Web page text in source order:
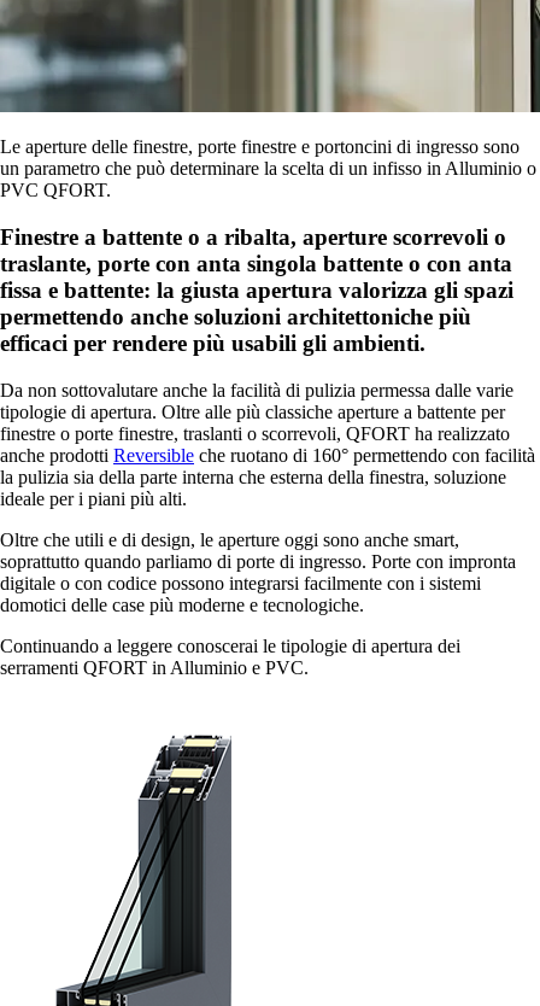
Le aperture delle finestre, porte finestre e portoncini di ingresso sono
un parametro che può determinare la scelta di un infisso in Alluminio o
PVC QFORT.
Finestre a battente o a ribalta, aperture scorrevoli o
traslante, porte con anta singola battente o con anta
fissa e battente: la giusta apertura valorizza gli spazi
permettendo anche soluzioni architettoniche più
efficaci per rendere più usabili gli ambienti.
Da non sottovalutare anche la facilità di pulizia permessa dalle varie
tipologie di apertura. Oltre alle più classiche aperture a battente per
finestre o porte finestre, traslanti o scorrevoli, QFORT ha realizzato
anche prodotti Reversible che ruotano di 160° permettendo con facilità
la pulizia sia della parte interna che esterna della finestra, soluzione
ideale per i piani più alti.
Oltre che utili e di design, le aperture oggi sono anche smart,
soprattutto quando parliamo di porte di ingresso. Porte con impronta
digitale o con codice possono integrarsi facilmente con i sistemi
domotici delle case più moderne e tecnologiche.
Continuando a leggere conoscerai le tipologie di apertura dei
serramenti QFORT in Alluminio e PVC.